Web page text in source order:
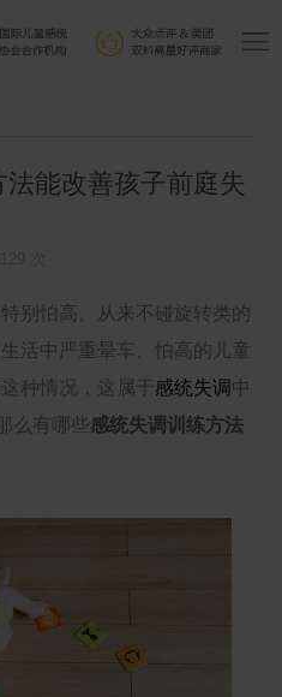
能改善孩子前庭失
怕高、从来不碰旋转类的
活中严重晕车、怕高的儿童
种情况，这属于 感统失调 中
么有哪些感统失调训练方法